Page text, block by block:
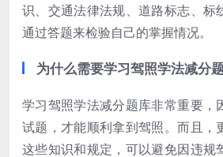
识、交通法律法规、道路标志、标
通过答题来检验自己的掌握情况。
为什么需要学习驾照学法减分
学习驾照学法减分题库非常重要，
试题，才能顺利拿到驾照。而且，
这些知识和规定，可以避免因违规